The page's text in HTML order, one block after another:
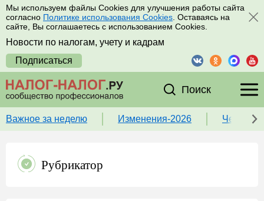
Мы используем файлы Cookies для улучшения работы сайта
согласно Политике использования Cookies . Оставаясь на
сайте, Вы соглашаетесь с использованием Cookies.
Новости по налогам, учету и кадрам
Подписаться
Поиск
Важное за неделю Изменения-2026 Чек-
Рубрикатор